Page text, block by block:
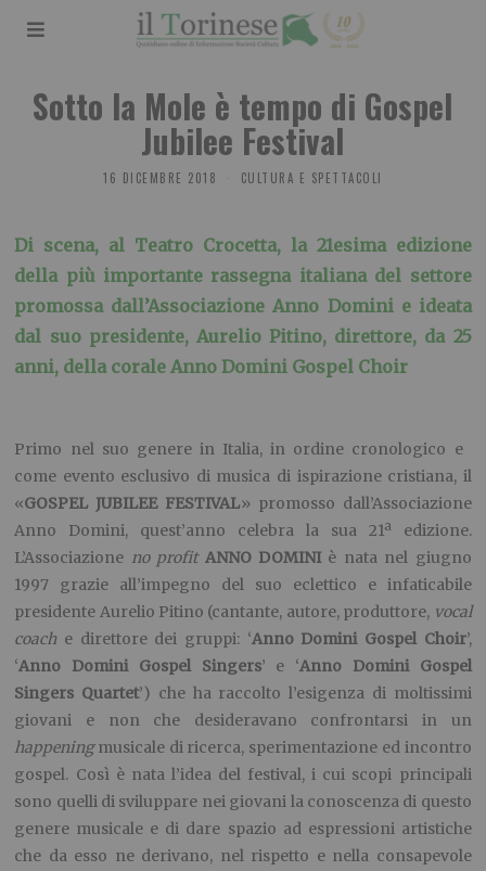
Sotto la Mole è tempo di Gospel
Jubilee Festival
16 DICEMBRE 2018 CULTURA E SPETTACOLI
Di scena, al Teatro Crocetta, la 21esima edizione
della più importante rassegna italiana del settore
promossa dall’Associazione Anno Domini e ideata
dal suo presidente, Aurelio Pitino, direttore, da 25
anni, della corale Anno Domini Gospel Choir
Primo nel suo genere in Italia, in ordine cronologico e
come evento esclusivo di musica di ispirazione cristiana, il
«GOSPEL JUBILEE FESTIVAL» promosso dall’Associazione
Anno Domini, quest’anno celebra la sua 21ª edizione.
L’Associazione no profit ANNO DOMINIè nata nel giugno
1997 grazie all’impegno del suo eclettico e infaticabile
presidente Aurelio Pitino (cantante, autore, produttore, vocal
coache direttore dei gruppi: ‘Anno Domini Gospel Choir’,
‘Anno Domini Gospel Singers’ e ‘Anno Domini Gospel
Singers Quartet’) che ha raccolto l’esigenza di moltissimi
giovani e non che desideravano confrontarsi in un
happeningmusicale di ricerca, sperimentazione ed incontro
gospel. Così è nata l’idea del festival, i cui scopi principali
sono quelli di sviluppare nei giovani la conoscenza di questo
genere musicale e di dare spazio ad espressioni artistiche
che da esso ne derivano, nel rispetto e nella consapevole